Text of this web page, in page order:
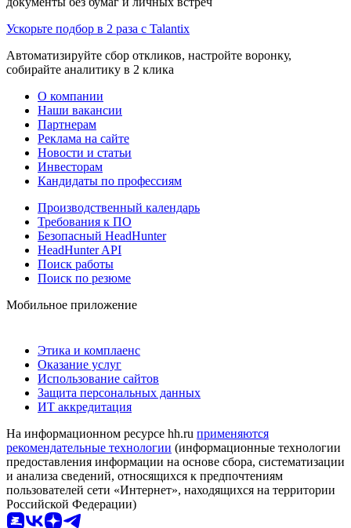
Ускорьте подбор в 2 раза с Talantix
Автоматизируйте сбор откликов, настройте воронку,
собирайте аналитику в 2 клика
О компании
Наши вакансии
Партнерам
Реклама на сайте
Новости и статьи
Инвесторам
Кандидаты по профессиям
Производственный календарь
Требования к ПО
Безопасный HeadHunter
HeadHunter API
Поиск работы
Поиск по резюме
Мобильное приложение
Этика и комплаенс
Оказание услуг
Использование сайтов
Защита персональных данных
ИТ аккредитация
На информационном ресурсе hh.ru применяются
рекомендательные технологии (информационные технологии
предоставления информации на основе сбора, систематизации
и анализа сведений, относящихся к предпочтениям
пользователей сети «Интернет», находящихся на территории
Российской Федерации)